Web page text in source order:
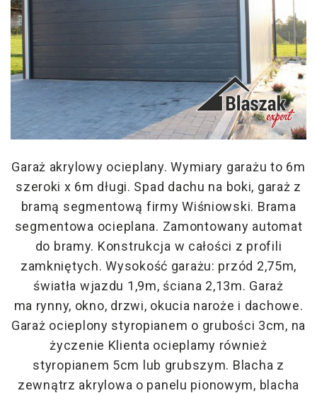
Garaż akrylowy ocieplany. Wymiary garażu to 6m
szeroki x 6m długi. Spad dachu na boki, garaż z
bramą segmentową firmy Wiśniowski. Brama
segmentowa ocieplana. Zamontowany automat
do bramy. Konstrukcja w całości z profili
zamkniętych. Wysokość garażu: przód 2,75m,
światła wjazdu 1,9m, ściana 2,13m. Garaż
ma rynny, okno, drzwi, okucia naroże i dachowe.
Garaż ocieplony styropianem o grubości 3cm, na
życzenie Klienta ocieplamy również
styropianem 5cm lub grubszym. Blacha z
zewnątrz akrylowa o panelu pionowym, blacha